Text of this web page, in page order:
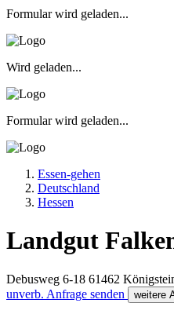
Formular wird geladen...
Wird geladen...
Formular wird geladen...
Essen-gehen
Deutschland
Hessen
Landgut
Debusweg 6-18 61462
unverb. Anfrage senden
weitere